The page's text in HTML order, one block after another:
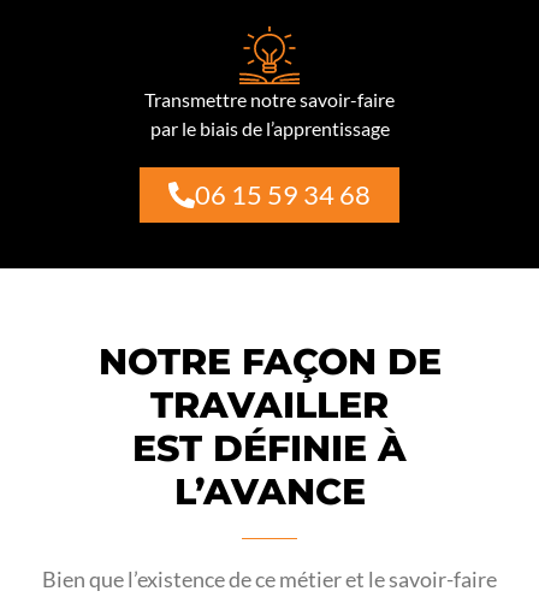
Transmettre notre savoir-faire
par le biais de l’apprentissage
06 15 59 34 68
NOTRE FAÇON DE
TRAVAILLER
EST DÉFINIE À
L’AVANCE
Bien que l’existence de ce métier et le savoir-faire